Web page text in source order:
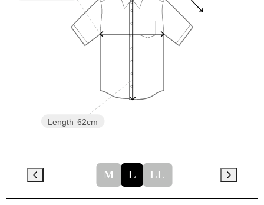
Length 62cm
M L LL